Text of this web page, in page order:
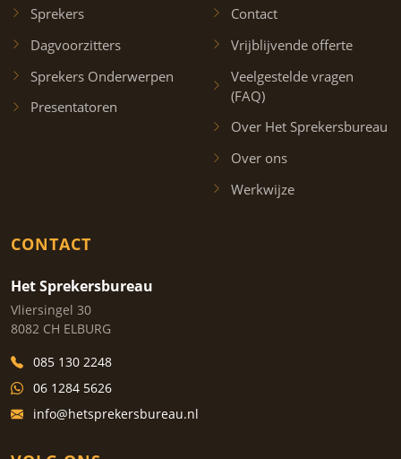
Sprekers
Dagvoorzitters
Sprekers Onderwerpen
Presentatoren
Contact
Vrijblijvende offerte
Veelgestelde vragen
(FAQ)
Over Het Sprekersbureau
Over ons
Werkwijze
CONTACT
Het Sprekersbureau
Vliersingel 30
8082 CH ELBURG
085 130 2248
06 1284 5626
info@hetsprekersbureau.nl